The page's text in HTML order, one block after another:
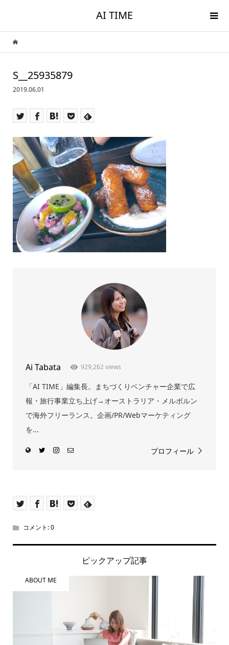
AI TIME
S__25935879
2019.06.01
Ai Tabata 929,262 views
「AI TIME」編集長。まちづくりベンチャー企業で広
報・旅行事業立ち上げ→オーストラリア・メルボルン
で海外フリーランス。企画/PR/Webマーケティング
を...
プロフィール
コメント:0
ピックアップ記事
ABOUT ME